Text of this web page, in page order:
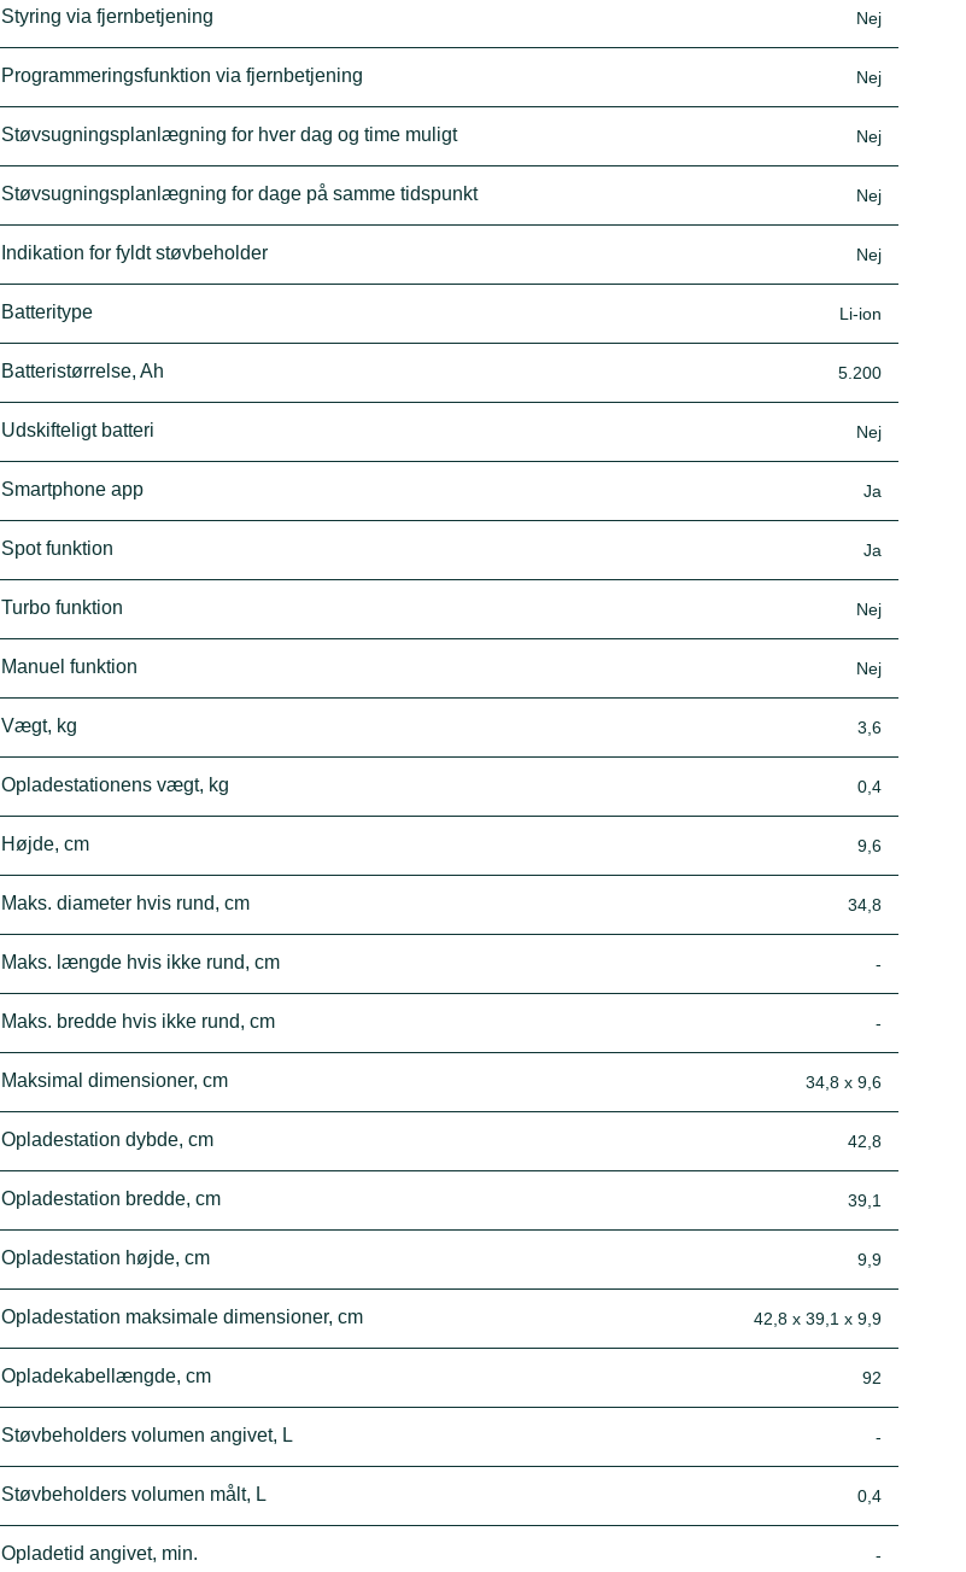
Styring via fjernbetjening Nej
Programmeringsfunktion via fjernbetjening Nej
Støvsugningsplanlægning for hver dag og time muligt Nej
Støvsugningsplanlægning for dage på samme tidspunkt Nej
Indikation for fyldt støvbeholder Nej
Batteritype Li-ion
Batteristørrelse, Ah 5.200
Udskifteligt batteri Nej
Smartphone app Ja
Spot funktion Ja
Turbo funktion Nej
Manuel funktion Nej
Vægt, kg 3,6
Opladestationens vægt, kg 0,4
Højde, cm 9,6
Maks. diameter hvis rund, cm 34,8
Maks. længde hvis ikke rund, cm -
Maks. bredde hvis ikke rund, cm -
Maksimal dimensioner, cm 34,8 x 9,6
Opladestation dybde, cm 42,8
Opladestation bredde, cm 39,1
Opladestation højde, cm 9,9
Opladestation maksimale dimensioner, cm 42,8 x 39,1 x 9,9
Opladekabellængde, cm 92
Støvbeholders volumen angivet, L -
Støvbeholders volumen målt, L 0,4
Opladetid angivet, min. -